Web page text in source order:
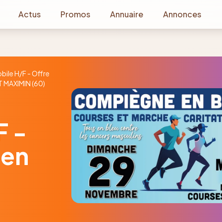
Actus Promos Annuaire Annonces
H/F - Offre
(60)
-